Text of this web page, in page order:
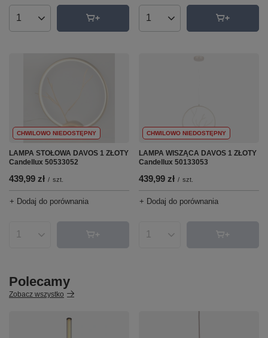
Ilość produktów Ilość produktów
CHWILOWO NIEDOSTĘPNY
LAMPA STOŁOWA DAVOS 1 ZŁOTY
Candellux 50533052
439,99 zł / szt.
+ Dodaj do porównania
Ilość produktów
CHWILOWO NIEDOSTĘPNY
LAMPA WISZĄCA DAVOS 1 ZŁOTY
Candellux 50133053
439,99 zł / szt.
+ Dodaj do porównania
Ilość produktów
Polecamy
Zobacz wszystko